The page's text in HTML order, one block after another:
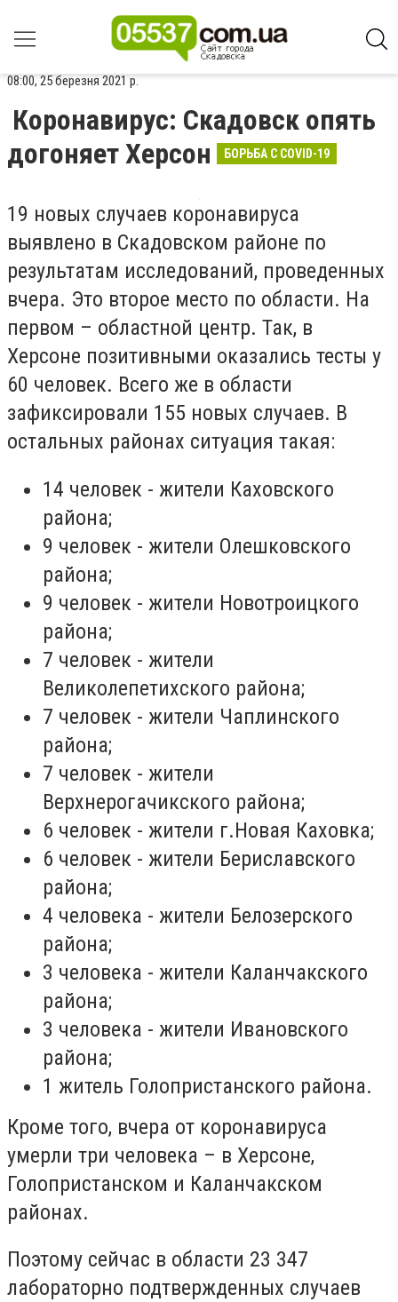
08:00, 25 березня 2021 р.
Коронавирус: Скадовск опять
догоняет Херсон
БОРЬБА С COVID-19
19 новых случаев коронавируса
выявлено в Скадовском районе по
результатам исследований, проведенных
вчера. Это второе место по области. На
первом – областной центр. Так, в
Херсоне позитивными оказались тесты у
60 человек. Всего же в области
зафиксировали 155 новых случаев. В
остальных районах ситуация такая:
14 человек - жители Каховского
района;
9 человек - жители Олешковского
района;
9 человек - жители Новотроицкого
района;
7 человек - жители
Великолепетихского района;
7 человек - жители Чаплинского
района;
7 человек - жители
Верхнерогачикского района;
6 человек - жители г.Новая Каховка;
6 человек - жители Бериславского
района;
4 человека - жители Белозерского
района;
3 человека - жители Каланчакского
района;
3 человека - жители Ивановского
района;
1 житель Голопристанского района.
Кроме того, вчера от коронавируса
умерли три человека – в Херсоне,
Голопристанском и Каланчакском
районах.
Поэтому сейчас в области 23 347
лабораторно подтвержденных случаев